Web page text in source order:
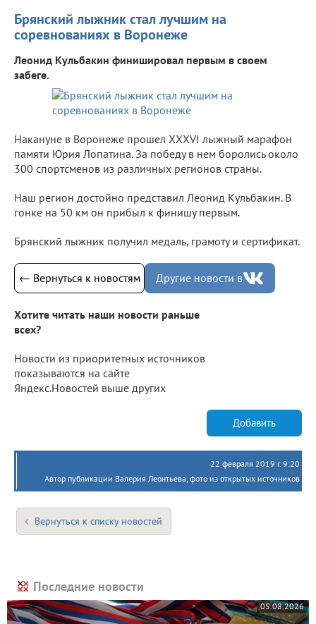
Брянский лыжник стал лучшим на
соревнованиях в Воронеже
Леонид Кульбакин финишировал первым в своем
забеге.
Накануне в Воронеже прошел XXXVI лыжный марафон
памяти Юрия Лопатина. За победу в нем боролись около
300 спортсменов из различных регионов страны.
Наш регион достойно представил Леонид Кульбакин. В
гонке на 50 км он прибыл к финишу первым.
Брянский лыжник получил медаль, грамоту и сертификат.
← Вернуться к новостям Другие новости в
Хотите читать наши новости раньше
всех?
Новости из приоритетных источников
показываются на сайте
Яндекс.Новостей выше других
Добавить
22 февраля 2019 г. 9:20
Автор публикации Валерия Леонтьева, фото из открытых источников
Вернуться к списку новостей
Последние новости
05.08.2026